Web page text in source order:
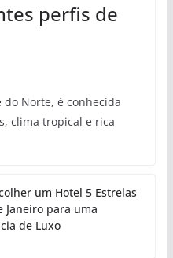
perfis de
Norte, é conhecida
clima tropical e rica
um Hotel 5 Estrelas
Janeiro para uma
de Luxo